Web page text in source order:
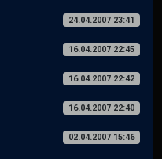
24.04.2007 23:41
16.04.2007 22:45
16.04.2007 22:42
16.04.2007 22:40
02.04.2007 15:46